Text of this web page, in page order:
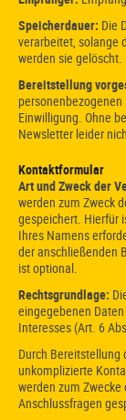
Speicherdauer: Die
verarbeitet, solange
werden sie gelöscht.
Bereitstellung
Einwilligung. Ohne
Newsletter leider
Kontaktformular
Art und Zweck der
werden zum Zweck
gespeichert. Hierfür
Ihres Namens
der anschließenden
ist optional.
Rechtsgrundlage:
eingegebenen
Interesses (Art. 6
Durch
unkomplizierte
werden zum
Anschlussfragen